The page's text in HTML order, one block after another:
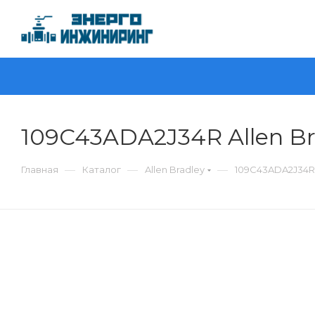
109C43ADA2J34R Allen
Главная — Каталог — Allen Bradley —